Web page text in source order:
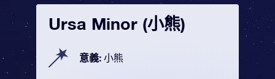
Ursa Minor (小熊)
意義: 小熊